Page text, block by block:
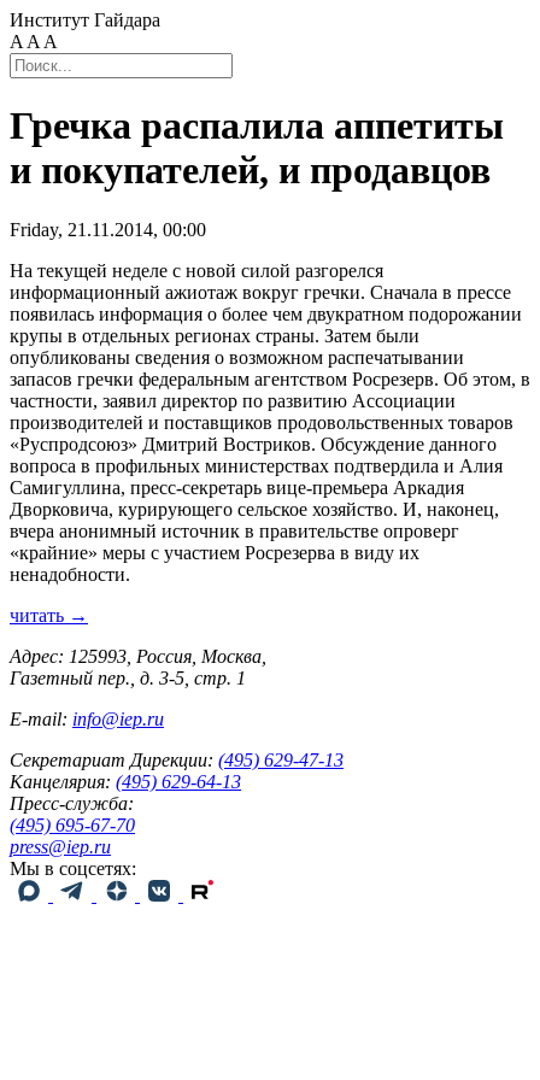
Институт Гайдара
A A A
Гречка распалила аппетиты
и покупателей, и продавцов
Friday, 21.11.2014, 00:00
На текущей неделе с новой силой разгорелся
информационный ажиотаж вокруг гречки. Сначала в прессе
появилась информация о более чем двукратном подорожании
крупы в отдельных регионах страны. Затем были
опубликованы сведения о возможном распечатывании
запасов гречки федеральным агентством Росрезерв. Об этом, в
частности, заявил директор по развитию Ассоциации
производителей и поставщиков продовольственных товаров
«Руспродсоюз» Дмитрий Востриков. Обсуждение данного
вопроса в профильных министерствах подтвердила и Алия
Самигуллина, пресс-секретарь вице-премьера Аркадия
Дворковича, курирующего сельское хозяйство. И, наконец,
вчера анонимный источник в правительстве опроверг
«крайние» меры с участием Росрезерва в виду их
ненадобности.
читать →
Адрес: 125993, Россия, Москва,
Газетный пер., д. 3-5, стр. 1
E-mail: info@iep.ru
Секретариат Дирекции: (495) 629-47-13
Канцелярия: (495) 629-64-13
Пресс-служба:
(495) 695-67-70
press@iep.ru
Мы в соцсетях: